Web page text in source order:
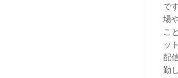
で
場
こ
ッ
配
勤